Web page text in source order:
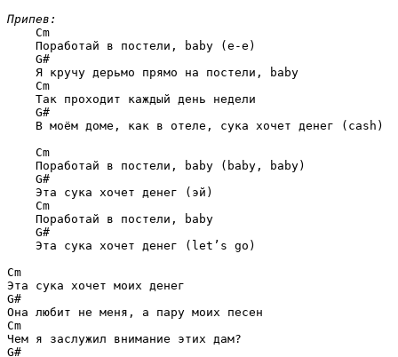
Припев:
Cm
    Поработай в постели, baby (е-е)
G#
    Я кручу дерьмо прямо на постели, baby
Cm
    Так проходит каждый день недели
G#
    В моём доме, как в отеле, сука хочет денег (cash)
Cm
    Поработай в постели, baby (baby, baby)
G#
    Эта сука хочет денег (эй)
Cm
    Поработай в постели, baby
G#
    Эта сука хочет денег (let’s go)
Cm
G#
Cm
G#